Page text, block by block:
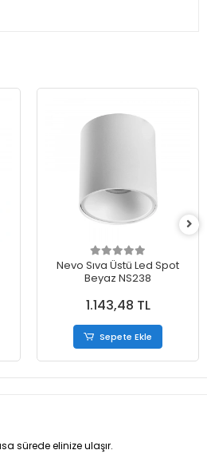
Nevo Sıva Üstü Led Spot
Beyaz NS238
1.143,48 TL
Sepete Ekle
sürede elinize ulaşır.